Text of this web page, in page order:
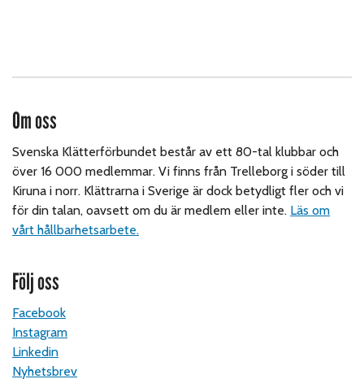
Om oss
Svenska Klätterförbundet består av ett 80-tal klubbar och
över 16 000 medlemmar. Vi finns från Trelleborg i söder till
Kiruna i norr. Klättrarna i Sverige är dock betydligt fler och vi
för din talan, oavsett om du är medlem eller inte. Läs om
vårt hållbarhetsarbete.
Följ oss
Facebook
Instagram
Linkedin
Nyhetsbrev